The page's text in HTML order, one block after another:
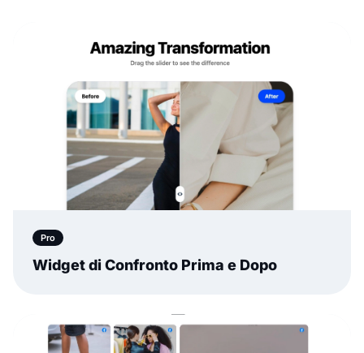
Pro
Widget di Confronto Prima e Dopo